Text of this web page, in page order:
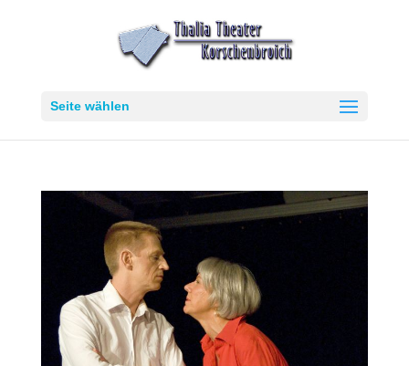
Seite wählen